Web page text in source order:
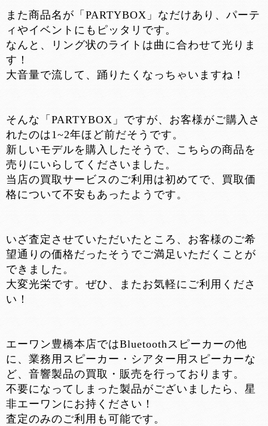
また商品名が「PARTYBOX」なだけあり、パーテ
ィやイベントにもピッタリです。
なんと、リング状のライトは曲に合わせて光りま
す！
大音量で流して、踊りたくなっちゃいますね！
そんな「PARTYBOX」ですが、お客様がご購入さ
れたのは1~2年ほど前だそうです。
新しいモデルを購入したそうで、こちらの商品を
売りにいらしてくださいました。
当店の買取サービスのご利用は初めてで、買取価
格について不安もあったようです。
いざ査定させていただいたところ、お客様のご希
望通りの価格だったそうでご満足いただくことが
できました。
大変光栄です。ぜひ、またお気軽にご利用くださ
い！
エーワン豊橋本店ではBluetoothスピーカーの他
に、業務用スピーカー・シアター用スピーカーな
ど、音響製品の買取・販売を行っております。
不要になってしまった製品がございましたら、星
非エーワンにお持ください！
査定のみのご利用も可能です。